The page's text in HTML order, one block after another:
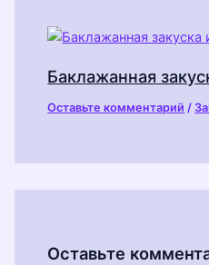
Баклажанная
Оставьте комментарий /
Оставьте